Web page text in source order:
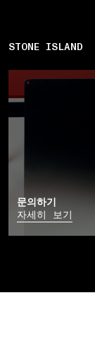
STONE ISLAND
문의하기
자세히 보기